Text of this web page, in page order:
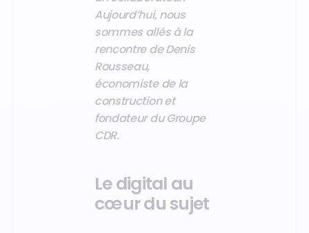
Aujourd’hui, nous
sommes allés à la
rencontre de Denis
Rousseau,
économiste de la
construction et
fondateur du Groupe
CDR.
Le digital au
cœur du sujet